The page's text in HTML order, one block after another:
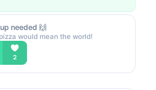
needed 🙌
would mean the world!